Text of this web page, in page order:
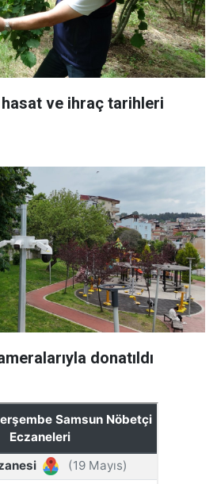
hasat ve ihraç tarihleri
donatıldı